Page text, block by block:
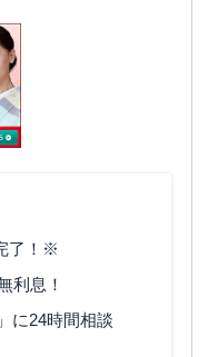
区三宮町1丁目7番17号
了！※
利息！
に24時間相談